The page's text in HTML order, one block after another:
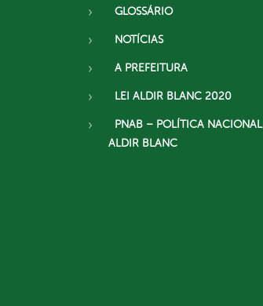
GLOSSÁRIO
NOTÍCIAS
A PREFEITURA
LEI ALDIR BLANC 2020
PNAB – POLÍTICA NACIONAL
ALDIR BLANC